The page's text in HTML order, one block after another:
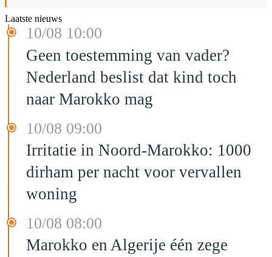
Laatste nieuws
10/08 10:00
Geen toestemming van vader?
Nederland beslist dat kind toch
naar Marokko mag
10/08 09:00
Irritatie in Noord-Marokko: 1000
dirham per nacht voor vervallen
woning
10/08 08:00
Marokko en Algerije één zege